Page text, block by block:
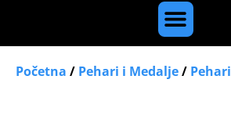
Početna / Pehari i Medalje/ Pehari